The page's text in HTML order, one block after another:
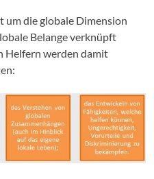
die globale Dimension
Belange verknüpft
Helfern werden damit